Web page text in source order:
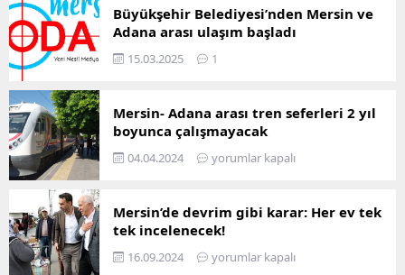
olmayı hedefleyen
Büyükşehir...
Büyükşehir Belediyesi’nden Mersin ve
Adana arası ulaşım başladı
15.03.2025 1
Mersin- Adana arası tren seferleri 2 yıl
boyunca çalışmayacak
04.04.2024 yorumlar kapalı
Mersin’de devrim gibi karar: Her ev tek
tek incelenecek!
16.09.2024 yorumlar kapalı